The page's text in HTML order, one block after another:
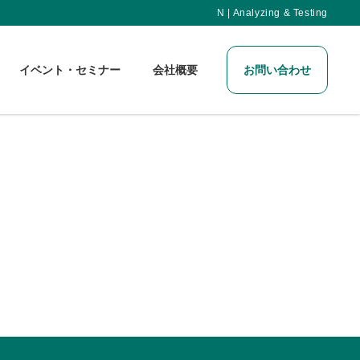
N | Analyzing & Testing
イベント・セミナー 会社概要 お問い合わせ